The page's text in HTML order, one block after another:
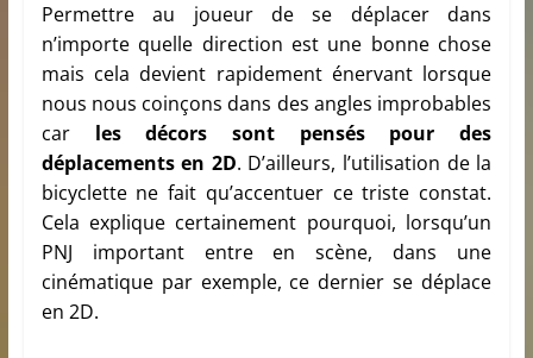
Permettre au joueur de se déplacer dans
n’importe quelle direction est une bonne chose
mais cela devient rapidement énervant lorsque
nous nous coinçons dans des angles improbables
car les décors sont pensés pour des
déplacements en 2D. D’ailleurs, l’utilisation de la
bicyclette ne fait qu’accentuer ce triste constat.
Cela explique certainement pourquoi, lorsqu’un
PNJ important entre en scène, dans une
cinématique par exemple, ce dernier se déplace
en 2D.